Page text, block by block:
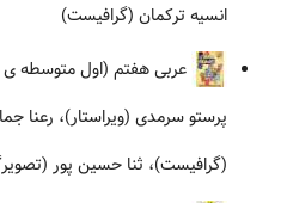
انسیه ترکمان (گرافیست)
عربی هفتم (اول متوسطه ی 1) کتاب کار
پرستو سرمدی (ویراستار)، رعنا
(گرافیست)، ثنا حسین پور